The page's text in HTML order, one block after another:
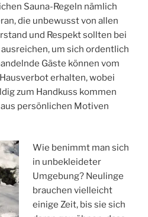
Sauna-Regeln nämlich
die unbewusst von allen
und Respekt sollten bei
um sich ordentlich
Gäste können vom
erhalten, wobei
zum Handkuss kommen
persönlichen Motiven
Wie benimmt man sich
in unbekleideter
Umgebung? Neulinge
brauchen vielleicht
einige Zeit, bis sie sich